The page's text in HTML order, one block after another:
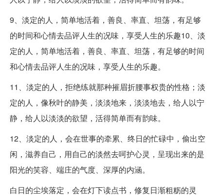
9、淡定的人，简单地活着，善良、率直、坦荡，有足够
的时间和心情去品评人生的况味，享受人生的乐趣10、淡
定的人，简单地活着，善良、率直、坦荡，有足够的时间
和心情去品评人生的况味，享受人生的乐趣。
11、淡定的人，拒绝练就那种摧眉折腰事权贵的性格；淡
定的人，像秋叶的静美，淡淡地来，淡淡地去，给人以宁
静，给人以淡淡的欲望，活得简单而有韵味。
12、淡定的人，会在世事的牵累、终日的忙碌中，偷出空
闲，滋养自己，用自己的淡然去呵护心灵，呈现出来的是
阳光的笑容、端庄的气度、深厚的内涵。
白日的尘埃落定，会在灯下读点书，修复日渐粗粝的灵